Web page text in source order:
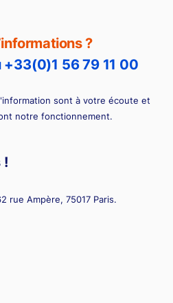
?
56 79 11 00
sont à votre écoute et
notre fonctionnement.
!
rue Ampère, 75017 Paris.